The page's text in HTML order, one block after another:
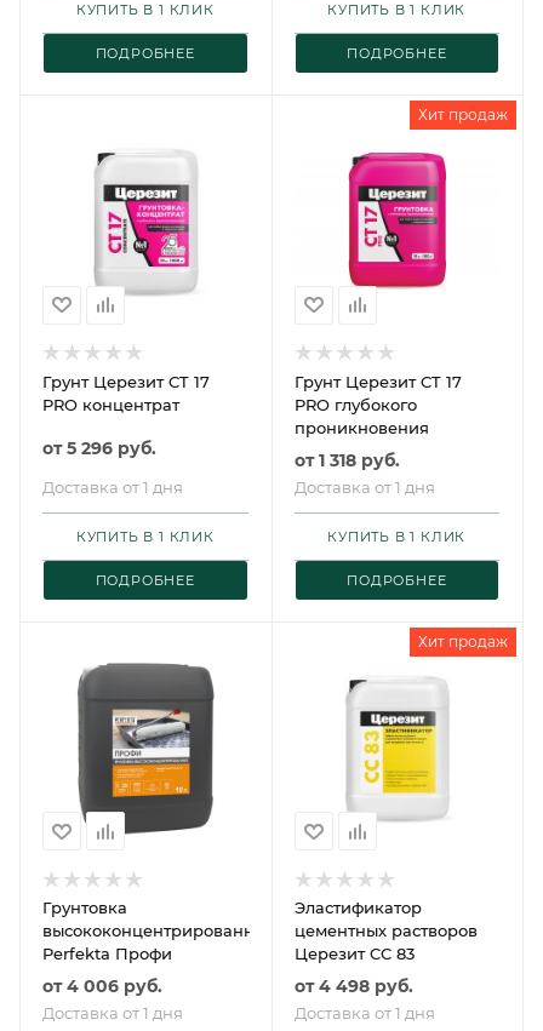
ПОДРОБНЕЕ
КУПИТЬ В 1 КЛИК
ПОДРОБНЕЕ
КУПИТЬ В 1 КЛИК
Грунт Церезит CT 17
PRO концентрат
от5 296 руб.
Доставка от 1 дня
ПОДРОБНЕЕ
КУПИТЬ В 1 КЛИК
Хит продаж
Грунт Церезит CT 17
PRO глубокого
проникновения
от1 318 руб.
Доставка от 1 дня
ПОДРОБНЕЕ
КУПИТЬ В 1 КЛИК
Грунтовка
высококонцентрированная
Perfekta Профи
от4 006 руб.
Доставка от 1 дня
Хит продаж
Эластификатор
цементных растворов
Церезит CC 83
от4 498 руб.
Доставка от 1 дня